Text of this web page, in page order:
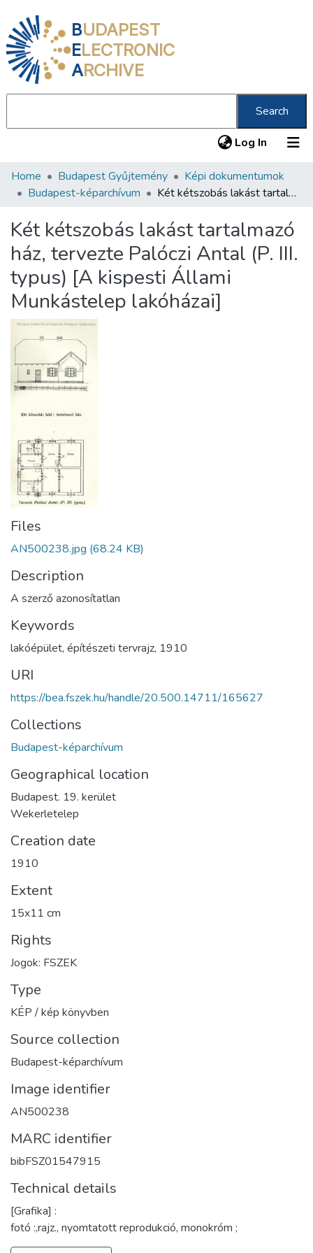
BUDAPEST
ELECTRONIC
ARCHIVE
Search
Log In (current)
Communities & Collections
Statistics
About us
Home Budapest Gyűjtemény
Képi dokumentumok
Budapest-képarchívum
Két kétszobás lakást tartalmazó ház, tervezte Palóczi Antal (P. III. typus) [A kispesti Állami Munkástelep lakóházai]
Két kétszobás lakást tartalmazó
ház, tervezte Palóczi Antal (P. III.
typus) [A kispesti Állami
Munkástelep lakóházai]
Files
AN500238.jpg (68.24 KB)
Description
A szerző azonosítatlan
Keywords
lakóépület, építészeti tervrajz, 1910
URI
https://bea.fszek.hu/handle/20.500.14711/165627
Collections
Budapest-képarchívum
Geographical location
Budapest. 19. kerület
Wekerletelep
Creation date
1910
Extent
15x11 cm
Rights
Jogok: FSZEK
Type
KÉP / kép könyvben
Source collection
Budapest-képarchívum
Image identifier
AN500238
MARC identifier
bibFSZ01547915
Technical details
[Grafika] :
fotó :,rajz., nyomtatott reprodukció, monokróm ;